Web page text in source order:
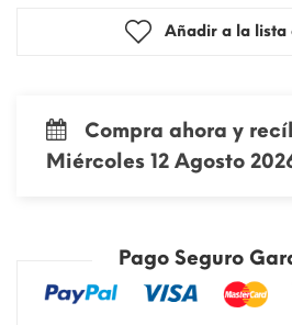
Añadir a la lista
Compra ahora y
Miércoles 12 Agosto
Pago Seguro